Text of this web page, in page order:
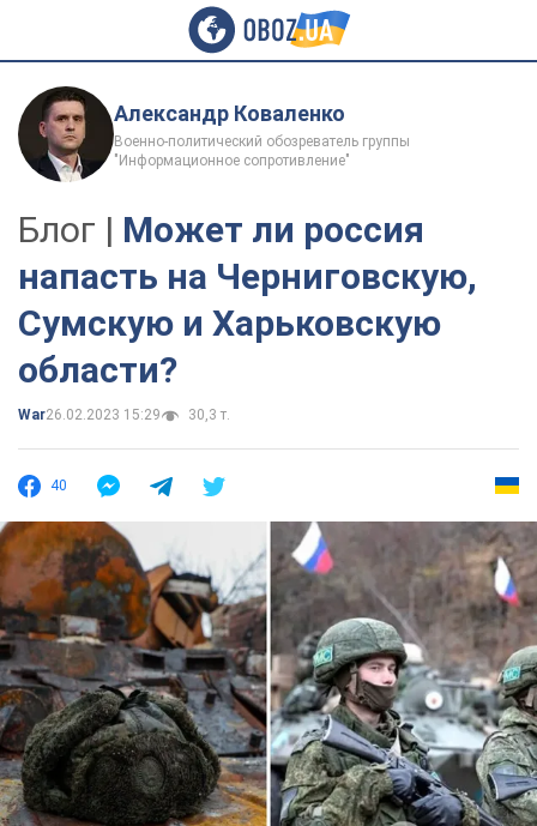
Александр Коваленко
Военно-политический обозреватель группы
"Информационное сопротивление"
Блог | Может ли россия
напасть на Черниговскую,
Сумскую и Харьковскую
области?
War26.02.2023 15:29 30,3 т.
40